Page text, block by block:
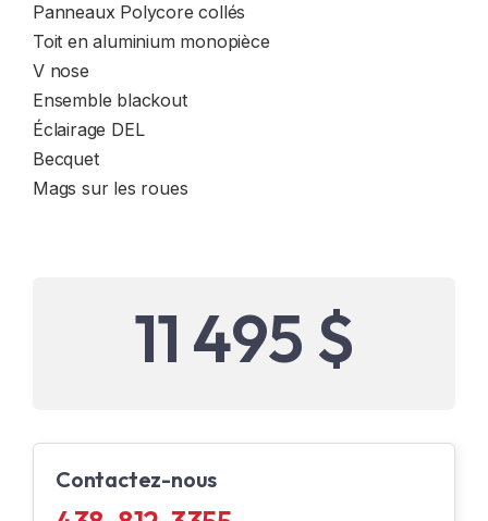
Panneaux Polycore collés
Toit en aluminium monopièce
V nose
Ensemble blackout
Éclairage DEL
Becquet
Mags sur les roues
11 495 $
Contactez-nous